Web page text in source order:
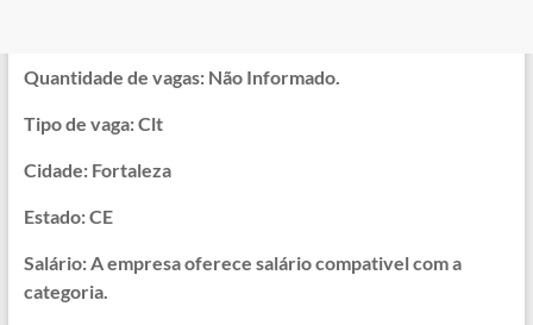
Quantidade de vagas: Não Informado.
Tipo de vaga: Clt
Cidade: Fortaleza
Estado: CE
Salário: A empresa oferece salário compativel com a
categoria.